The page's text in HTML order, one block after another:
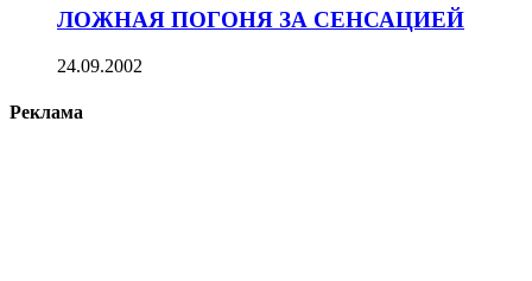
ЛОЖНАЯ ПОГОНЯ ЗА СЕНСАЦИЕЙ
24.09.2002
Реклама